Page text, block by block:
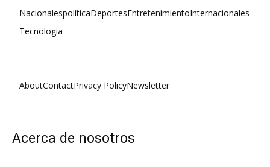
NacionalespolíticaDeportesEntretenimientoInternacionales
Tecnologia
AboutContactPrivacy PolicyNewsletter
Acerca de nosotros